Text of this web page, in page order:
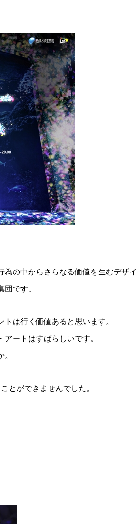
の中からさらなる価値を生むデザイ
です。
は行く価値あると思います。
ートはすばらしいです。
とができませんでした。